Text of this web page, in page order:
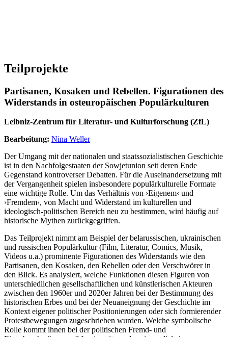
Teilprojekte
Partisanen, Kosaken und Rebellen. Figurationen des
Widerstands in osteuropäischen Populärkulturen
Leibniz-Zentrum für Literatur- und Kulturforschung (ZfL)
Bearbeitung: Nina Weller
Der Umgang mit der nationalen und staatssozialistischen Geschichte
ist in den Nachfolgestaaten der Sowjetunion seit deren Ende
Gegenstand kontroverser Debatten. Für die Auseinandersetzung mit
der Vergangenheit spielen insbesondere populärkulturelle Formate
eine wichtige Rolle. Um das Verhältnis von ›Eigenem‹ und
›Fremdem‹, von Macht und Widerstand im kulturellen und
ideologisch-politischen Bereich neu zu bestimmen, wird häufig auf
historische Mythen zurückgegriffen.
Das Teilprojekt nimmt am Beispiel der belarussischen, ukrainischen
und russischen Populärkultur (Film, Literatur, Comics, Musik,
Videos u.a.) prominente Figurationen des Widerstands wie den
Partisanen, den Kosaken, den Rebellen oder den Verschwörer in
den Blick. Es analysiert, welche Funktionen diesen Figuren von
unterschiedlichen gesellschaftlichen und künstlerischen Akteuren
zwischen den 1960er und 2020er Jahren bei der Bestimmung des
historischen Erbes und bei der Neuaneignung der Geschichte im
Kontext eigener politischer Positionierungen oder sich formierender
Protestbewegungen zugeschrieben wurden. Welche symbolische
Rolle kommt ihnen bei der politischen Fremd- und